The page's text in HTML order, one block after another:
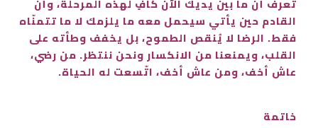
القادم حين يأتي سيحمل معه ما يلزمك لا ما تتمنّاه
فقط. الرضا لا يُنقص الطموح، بل يخفف وطأته على
القلب، ويمنعنا من الانكسار ونحن ننتظر. من رضي،
عاش أخف، ومن عاش أخف، اتّسعت له الحياة.
خاتمة